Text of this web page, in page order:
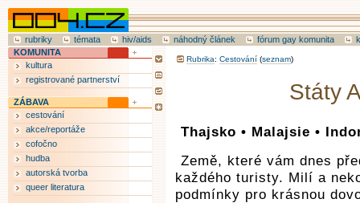
rubriky témata hiv/aids náhodný článek fórum gay komunita
Rubrika: Cestování (seznam)
Státy
Thajsko • Malajsie •
Země, které vám dnes
každého turisty. Milí a
podmínky pro krásnou
KOMUNITA
kultura
registrované partnerství
ZÁBAVA
cestování
akce/reportáže
cofočno
hudba
autorská tvorba
queer literatura